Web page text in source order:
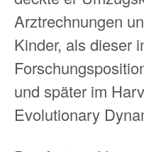
Arztrechnungen
Kinder, als dieser
und später im
Evolutionary